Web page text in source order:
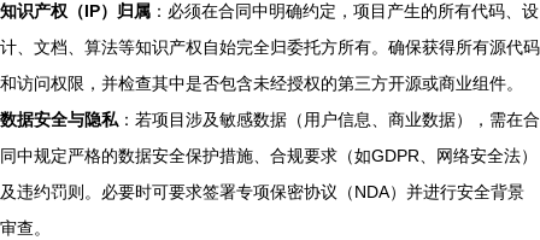
知识产权（IP）归属 ：必须在合同中明确约定，项目产生的所有代码、设
计、文档、算法等知识产权自始完全归委托方所有。确保获得所有源代码
和访问权限，并检查其中是否包含未经授权的第三方开源或商业组件。
数据安全与隐私：若项目涉及敏感数据（用户信息、商业数据），需在合
同中规定严格的数据安全保护措施、合规要求（如GDPR、网络安全法）
及违约罚则。必要时可要求签署专项保密协议（NDA）并进行安全背景
审查。